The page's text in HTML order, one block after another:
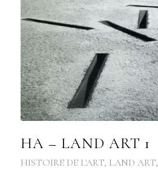
HA – LAND ART 1
HISTOIRE DE L'ART, LAND ART,